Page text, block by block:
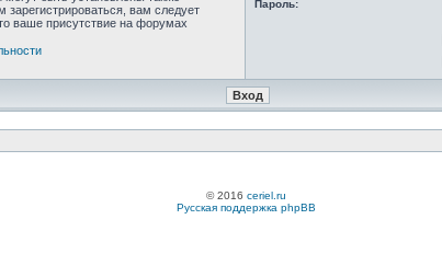
зарегистрироваться, вам следует
ваше присутствие на форумах
Пароль:
© 2016 ceriel.ru
Русская поддержка phpBB